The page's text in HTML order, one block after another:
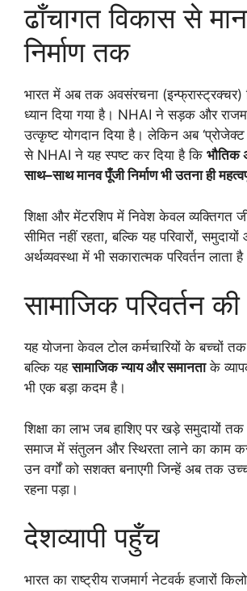
ढाँचागत विकास से
निर्माण तक
भारत में अब तक अवसंरचना (इन्फ्रास्ट्रक्चर)
ध्यान दिया गया है। NHAI ने सड़क और
उत्कृष्ट योगदान दिया है। लेकिन अब
से NHAI ने यह स्पष्ट कर दिया है कि भौतिक
साथ–साथ मानव पूँजी निर्माण भी उतना ही
शिक्षा और मेंटरशिप में निवेश केवल व्यक्तिगत
सीमित नहीं रहता, बल्कि यह परिवारों,
अर्थव्यवस्था में भी सकारात्मक परिवर्तन लाता
सामाजिक परिवर्तन की
यह योजना केवल टोल कर्मचारियों के बच्चों तक
बल्कि यहसामाजिक न्याय और समानताके
भी एक बड़ा कदम है।
शिक्षा का लाभ जब हाशिए पर खड़े समुदायों
समाज में संतुलन और स्थिरता लाने का काम
उन वर्गों को सशक्त बनाएगी जिन्हें अब तक
रहना पड़ा।
देशव्यापी पहुँच
भारत का राष्ट्रीय राजमार्ग नेटवर्क हजारों